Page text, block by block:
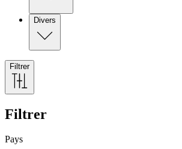
Divers
Filtrer
Filtrer
Pays